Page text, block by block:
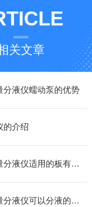
关文章
分液仪蠕动泵的优势
的介绍
全自动微量分液仪适用的板有哪些
全自动微量分液仪可以分液的物料